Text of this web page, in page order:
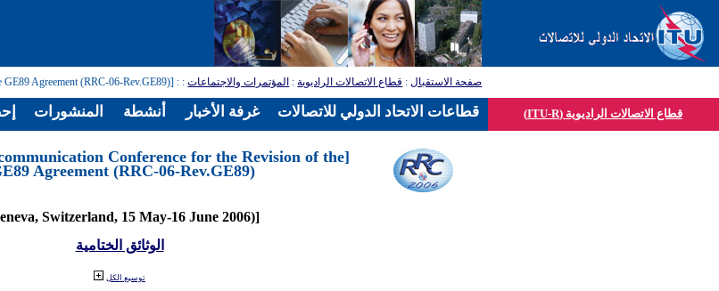
صفحة الاستقبال: قطاع الاتصالات الراديوية: المؤتمرات والاجتماعات:
: [Regional Radiocommunication Conference for the Revision of the GE89 Agreement (RRC-06-Rev.GE89)]
قطاع الاتصالات الراديوية (ITU-R)
Conference for the Revision of the
Agreement (RRC-06-Rev.GE89)]
[(Geneva, Switzerland, 15 May-16 June 2006)]
الوثائق الختامية
توسيع الكل
المنشورات أنشطة غرفة الأخبار قطاعات الاتحاد الدولي للاتصالات